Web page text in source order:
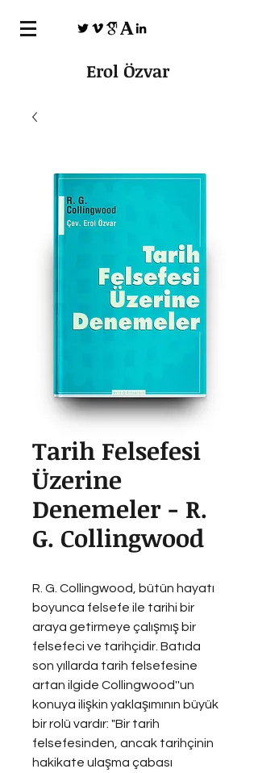
Erol Özvar
Tarih Felsefesi
Üzerine
Denemeler - R.
G. Collingwood
R. G. Collingwood, bütün hayatı
boyunca felsefe ile tarihi bir
araya getirmeye çalışmış bir
felsefeci ve tarihçidir. Batıda
son yıllarda tarih felsefesine
artan ilgide Collingwood''un
konuya ilişkin yaklaşımının büyük
bir rolü vardır: "Bir tarih
felsefesinden, ancak tarihçinin
hakikate ulaşma çabası